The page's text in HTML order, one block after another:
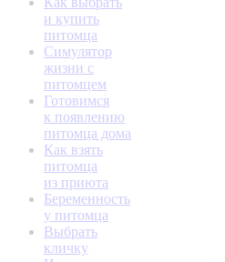
и купить
питомца
Симулятор
жизни с
питомцем
Готовимся
к появлению
питомца дома
Как взять
питомца
из приюта
Беременность
у питомца
Выбрать
кличку